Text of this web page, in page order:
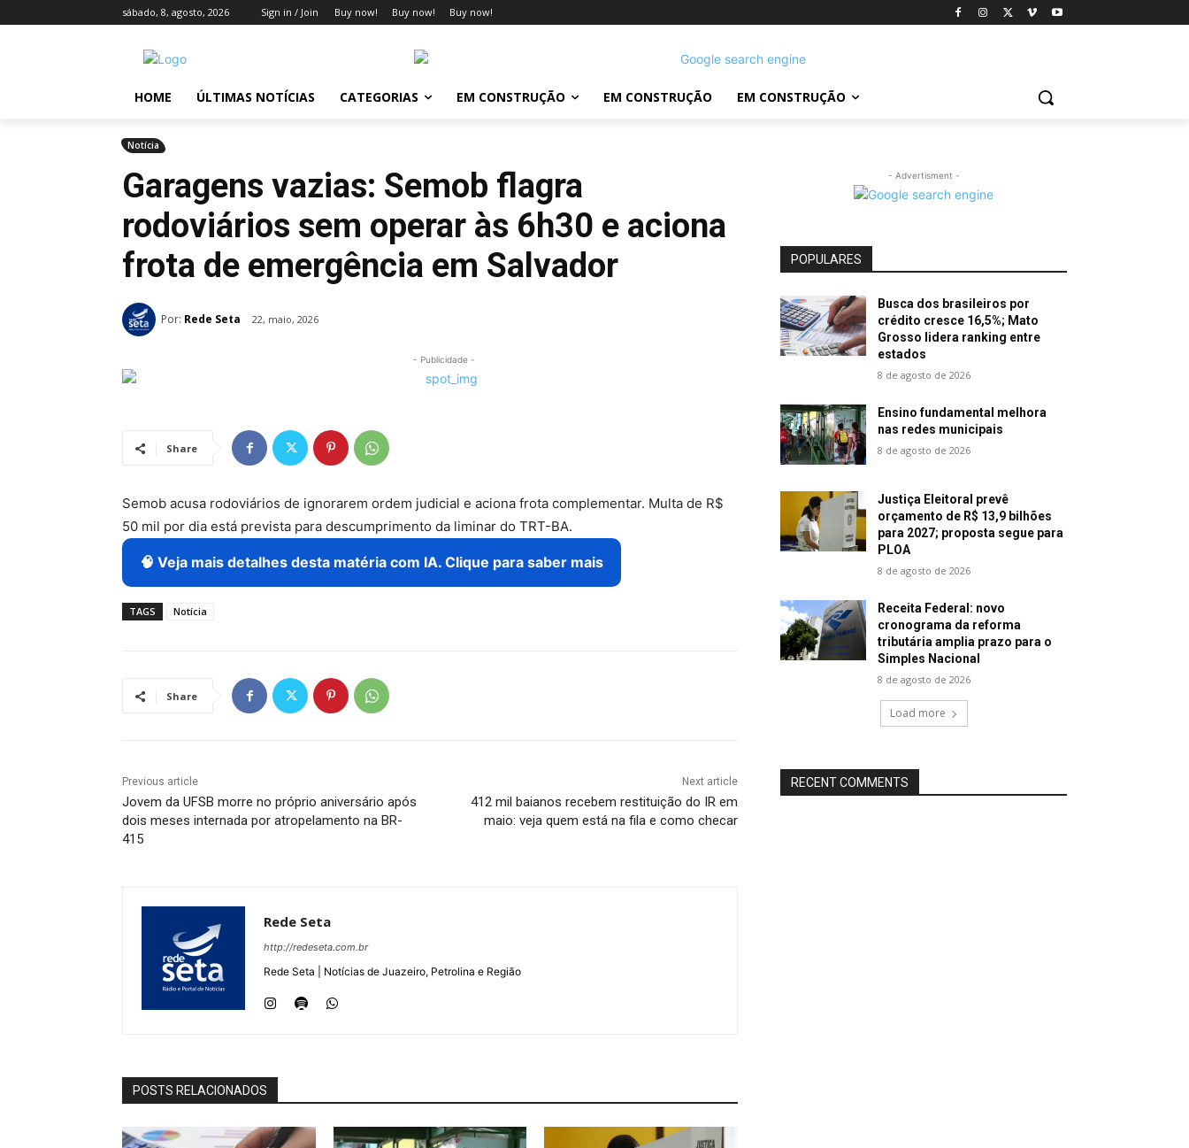
sábado, 8, agosto, 2026 Sign in / Join Buy now! Buy now! Buy now!
HOME ÚLTIMAS NOTÍCIAS CATEGORIAS EM CONSTRUÇÃO EM CONSTRUÇÃO EM CONSTRUÇÃO
Notícia
Garagens vazias: Semob flagra
rodoviários sem operar às 6h30 e aciona
frota de emergência em Salvador
Por: Rede Seta 22, maio, 2026
- Publicidade -
Share
Semob acusa rodoviários de ignorarem ordem judicial e aciona frota complementar. Multa de R$
50 mil por dia está prevista para descumprimento da liminar do TRT-BA.
🧠 Veja mais detalhes desta matéria com IA. Clique para saber mais
TAGS Notícia
Share
Previous article
Jovem da UFSB morre no próprio aniversário após
dois meses internada por atropelamento na BR-
415
Next article
412 mil baianos recebem restituição do IR em
maio: veja quem está na fila e como checar
Rede Seta
http://redeseta.com.br
Rede Seta | Notícias de Juazeiro, Petrolina e Região
POSTS RELACIONADOS
- Advertisment -
POPULARES
Busca dos brasileiros por
crédito cresce 16,5%; Mato
Grosso lidera ranking entre
estados
8 de agosto de 2026
Ensino fundamental melhora
nas redes municipais
8 de agosto de 2026
Justiça Eleitoral prevê
orçamento de R$ 13,9 bilhões
para 2027; proposta segue para
PLOA
8 de agosto de 2026
Receita Federal: novo
cronograma da reforma
tributária amplia prazo para o
Simples Nacional
8 de agosto de 2026
Load more
RECENT COMMENTS